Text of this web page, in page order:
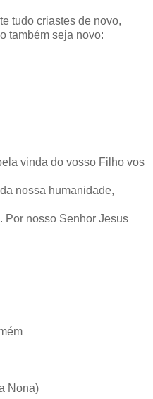
tudo criastes de novo,
também seja novo:
vinda do vosso Filho vos
nossa humanidade,
Por nosso Senhor Jesus
Nona)